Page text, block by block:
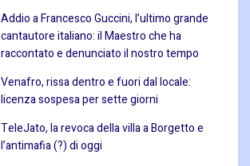
Addio a Francesco Guccini, l’ultimo grande
cantautore italiano: il Maestro che ha
raccontato e denunciato il nostro tempo
Venafro, rissa dentro e fuori dal locale:
licenza sospesa per sette giorni
TeleJato, la revoca della villa a Borgetto e
l’antimafia (?) di oggi